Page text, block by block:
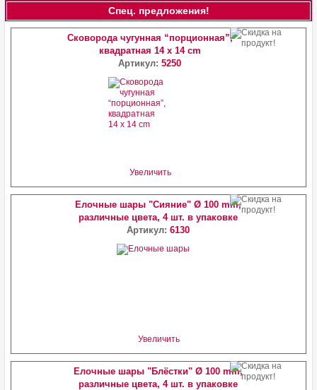
Спец. предложения!
Сковорода чугунная “порционная”,
квадратная 14 х 14 cm
Артикул:5250
Увеличить
Елочные шары "Сияние" Ø 100 mm,
различные цвета, 4 шт. в упаковке
Артикул:6130
Увеличить
Елочные шары "Блёстки" Ø 100 mm,
различные цвета, 4 шт. в упаковке